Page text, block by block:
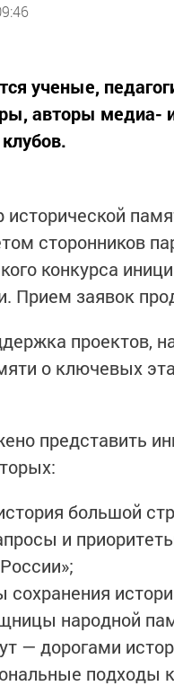
ученые,
авторы медиа-
сторонников
конкурса
Прием заявок
проектов,
о ключевых
представить
большой
и
народной
— дорогами
подходы